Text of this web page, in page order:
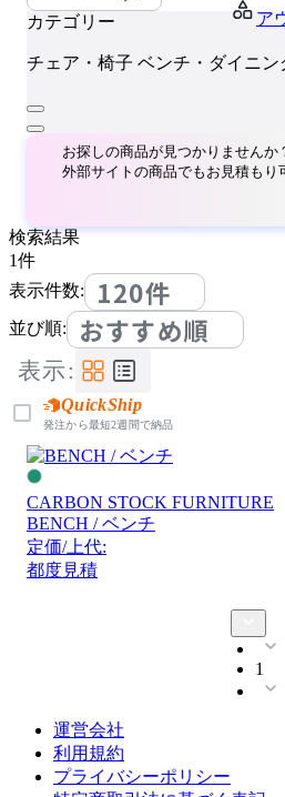
ア
カテゴリー
チェア・椅子 ベンチ・ダイニン
お探しの商品が見つかりませんか
外部サイトの商品でもお見積もり
検索結果
1件
表示件数:
120件
並び順: おすすめ順
表示:
QuickShip
発注から最短2週間で納品
CARBON STOCK FURNITURE
BENCH / ベンチ
定価/上代:
都度見積
1
運営会社
利用規約
プライバシーポリシー